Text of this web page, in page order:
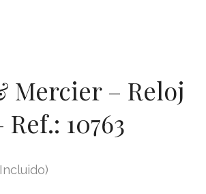
Mercier – Reloj
10763